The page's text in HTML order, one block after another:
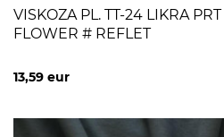
VISKOZA PL. TT-24 LIKRA
FLOWER # REFLET
13,59 eur